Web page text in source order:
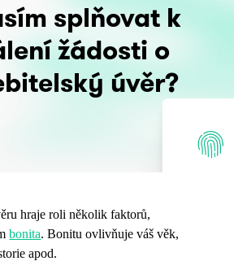
splňovat k
žádosti o
úvěr?
hraje roli několik faktorů,
bonita. Bonitu ovlivňuje váš věk,
apod.